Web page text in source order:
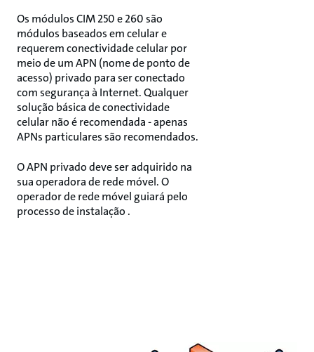
Os módulos CIM 250 e 260 são
módulos baseados em celular e
requerem conectividade celular por
meio de um APN (nome de ponto de
acesso) privado para ser conectado
com segurança à Internet. Qualquer
solução básica de conectividade
celular não é recomendada - apenas
APNs particulares são recomendados.
O APN privado deve ser adquirido na
sua operadora de rede móvel. O
operador de rede móvel guiará pelo
processo de instalação .